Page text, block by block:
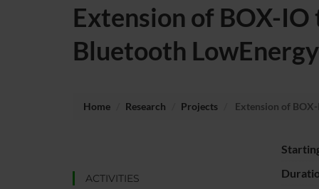
Extension of BOX-
Bluetooth
Home Research Projects Extension of
ACTIVITIES